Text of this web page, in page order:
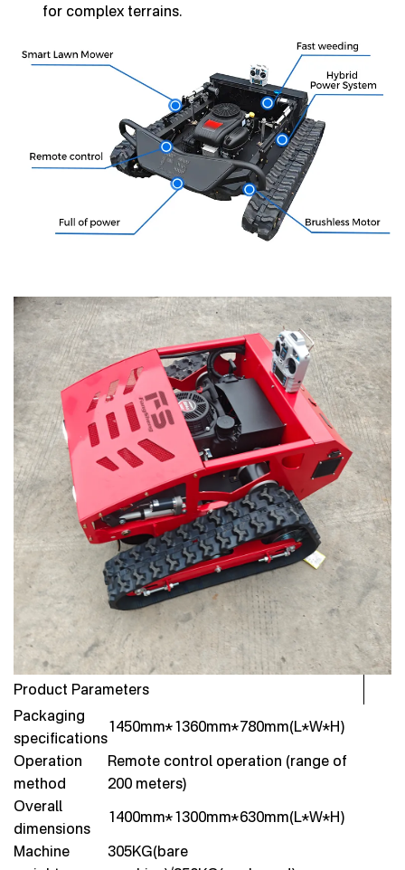
for complex terrains.
Product Parameters
Packaging
specifications
1450mm*1360mm*780mm(L*W*H)
Operation
method
Remote control operation (range of
200 meters)
Overall
dimensions
1400mm*1300mm*630mm(L*W*H)
Machine
305KG(bare